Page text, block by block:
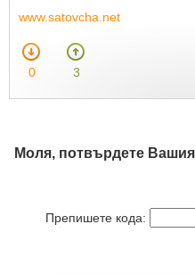
www.satovcha.net
0 3
Моля, потвърдете Вашия
Препишете кода: